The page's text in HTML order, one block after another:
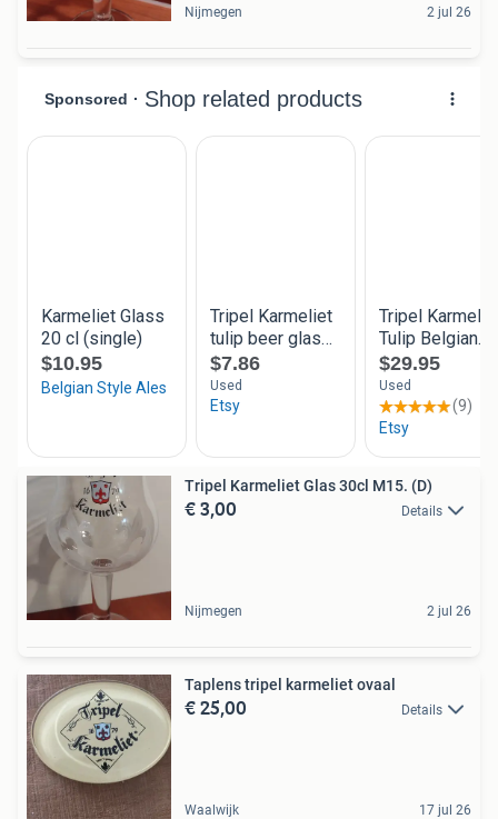
Nijmegen 2 jul 26
Tripel Karmeliet Glas 30cl M15. (D)
€ 3,00 Details
Nijmegen 2 jul 26
Taplens tripel karmeliet ovaal
€ 25,00 Details
Waalwijk 17 jul 26